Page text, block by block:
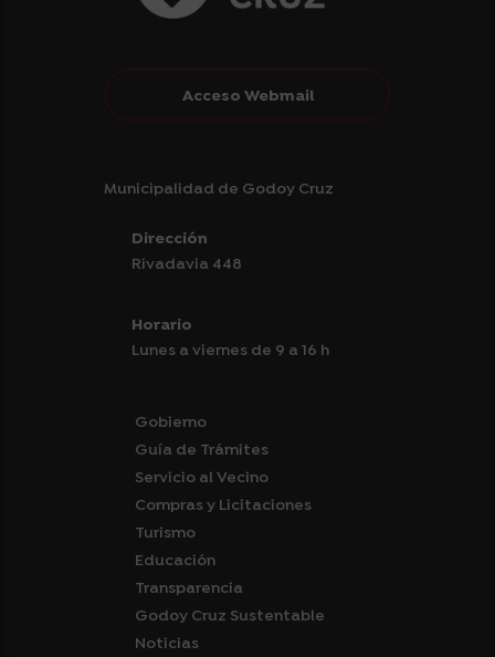
Acceso Webmail
Municipalidad de Godoy Cruz
Dirección
Rivadavia 448
Horario
Lunes a viernes de 9 a 16 h
Gobierno
Guía de Trámites
Servicio al Vecino
Compras y Licitaciones
Turismo
Educación
Transparencia
Godoy Cruz Sustentable
Noticias